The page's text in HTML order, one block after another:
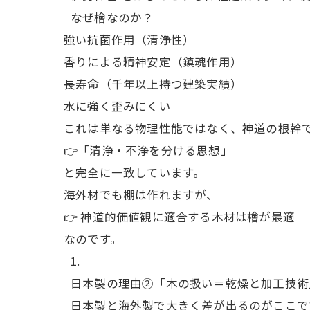
なぜ檜なのか？
強い抗菌作用（清浄性）
香りによる精神安定（鎮魂作用）
長寿命（千年以上持つ建築実績）
水に強く歪みにくい
これは単なる物理性能ではなく、神道の根幹
👉「清浄・不浄を分ける思想」
と完全に一致しています。
海外材でも棚は作れますが、
👉 神道的価値観に適合する木材は檜が最適
なのです。
日本製の理由②「木の扱い＝乾燥と加工技術
日本製と海外製で大きく差が出るのがここで